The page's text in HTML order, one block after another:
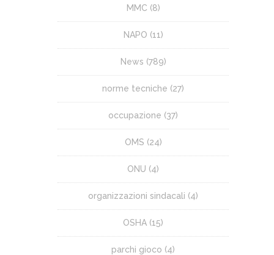
MMC (8)
NAPO (11)
News (789)
norme tecniche (27)
occupazione (37)
OMS (24)
ONU (4)
organizzazioni sindacali (4)
OSHA (15)
parchi gioco (4)